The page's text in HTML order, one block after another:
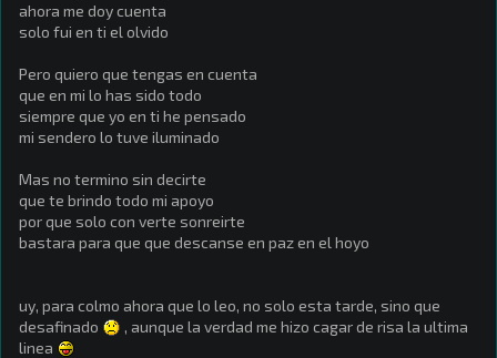
ahora me doy cuenta
solo fui en ti el olvido
Pero quiero que tengas en cuenta
que en mi lo has sido todo
siempre que yo en ti he pensado
mi sendero lo tuve iluminado
Mas no termino sin decirte
que te brindo todo mi apoyo
por que solo con verte sonreirte
bastara para que que descanse en paz en el hoyo
uy, para colmo ahora que lo leo, no solo esta tarde, sino que
desafinado
, aunque la verdad me hizo cagar de risa la ultima
linea